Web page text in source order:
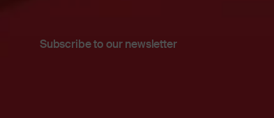
Subscribe to our newsletter